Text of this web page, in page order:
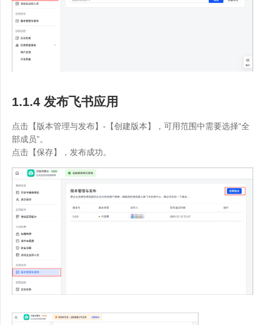
1.1.4 发布飞书应用
点击【版本管理与发布】-【创建版本】，可用范围中需要选择“全
部成员”。
点击【保存】，发布成功。